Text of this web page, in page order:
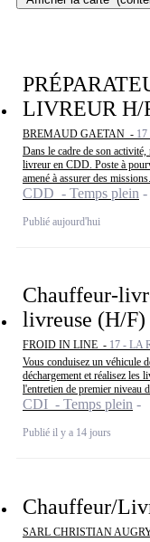
LIVREUR H/
BREMAUD GAETAN -
Dans le cadre de son
livreur en CDD. Poste à
amené à assurer des missions...
CDD - Temps plein
Publié aujourd'hui
Chauffeur-
livreuse (H/F)
FROID IN LINE - 17 - LA
Vous conduisez un véhicule
déchargement et réalisez les
l'entretien de premier niveau
CDI - Temps plein
Publié il y a 14 jours
Chauffeur/
SARL CHRISTIAN